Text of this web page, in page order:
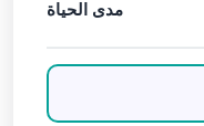
مدى الحياة